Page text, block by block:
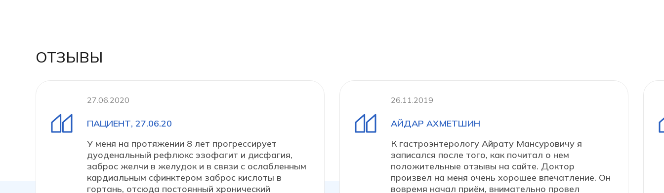
ОТЗЫВЫ
27.06.2020
ПАЦИЕНТ, 27.06.20
У меня на протяжении 8 лет прогрессирует
дуоденальный рефлюкс эзофагит и дисфагия,
заброс желчи в желудок и в связи с ослабленным
кардиальным сфинктером заброс кислоты в
гортань, отсюда постоянный хронический
26.11.2019
АЙДАР АХМЕТШИН
К гастроэнтерологу Айрату Мансуровичу я
записался после того, как почитал о нем
положительные отзывы на сайте. Доктор
произвел на меня очень хорошее впечатление. Он
вовремя начал приём, внимательно провел